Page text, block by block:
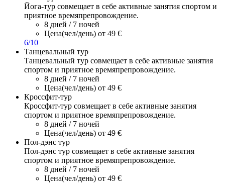
Йога-тур совмещает в себе активные занятия спортом и
приятное времяпрепровождение.
8 дней / 7 ночей
Цена(чел/день) от 49 €
6/10
Танцевальный тур
Танцевальный тур совмещает в себе активные занятия
спортом и приятное времяпрепровождение.
8 дней / 7 ночей
Цена(чел/день) от 49 €
Кроссфит-тур
Кроссфит-тур совмещает в себе активные занятия
спортом и приятное времяпрепровождение.
8 дней / 7 ночей
Цена(чел/день) от 49 €
Пол-дэнс тур
Пол-дэнс тур совмещает в себе активные занятия
спортом и приятное времяпрепровождение.
8 дней / 7 ночей
Цена(чел/день) от 49 €